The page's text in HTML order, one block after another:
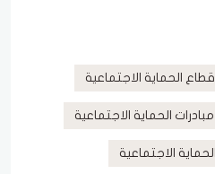
قطاع الحماية الاجتماعية
مبادرات الحماية الاجتماعية
الحماية الاجتماعية